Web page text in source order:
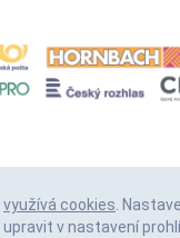
využívá cookies.
v nastavení